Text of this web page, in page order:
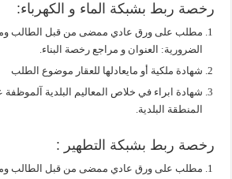
رخصة ربط بشبكة الماء و الكهرباء:
مطلب على ورق عادي ممضى من قبل الطالب
الضرورية: العنوان و مراجع رخصة البناء.
شهادة ملكية أو مايعادلها للعقار موضوع الطلب
شهادة ابراء في خلاص المعاليم البلدية
المنطقة البلدية.
رخصة ربط بشبكة التطهير :
مطلب على ورق عادي ممضى من قبل الطالب